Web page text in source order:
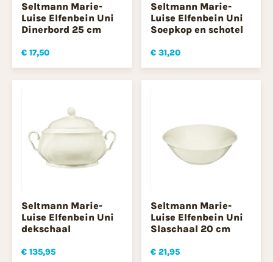
Seltmann Marie-
Luise Elfenbein Uni
Dinerbord 25 cm
€ 17,50
Seltmann Marie-
Luise Elfenbein Uni
Soepkop en schotel
€ 31,20
Seltmann Marie-
Luise Elfenbein Uni
dekschaal
€ 135,95
Seltmann Marie-
Luise Elfenbein Uni
Slaschaal 20 cm
€ 21,95